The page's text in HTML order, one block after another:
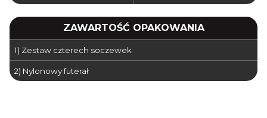
ZAWARTOŚĆ OPAKOWANIA
1) Zestaw czterech soczewek
2) Nylonowy futerał